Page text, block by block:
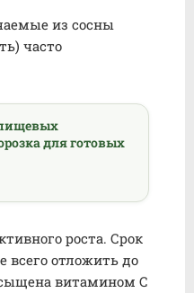
из сосны
часто
для готовых
роста. Срок
всего отложить до
витамином C